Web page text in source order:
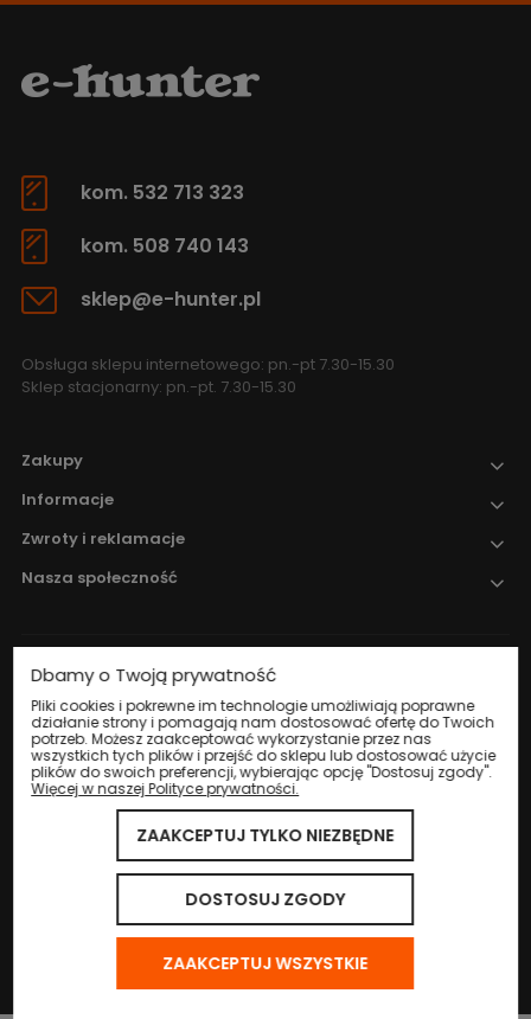
kom. 532 713 323
kom. 508 740 143
sklep@e-hunter.pl
Obsługa sklepu internetowego: pn.-pt 7.30-15.30
Sklep stacjonarny: pn.-pt. 7.30-15.30
Zakupy
Informacje
Zwroty i reklamacje
Nasza społeczność
Nadzór nad obrotem produktami
leczniczymi weterynaryjnymi sprawuje
Wojewódzki Inspektorat Weterynarii w
Katowicach.
© 2024 Eco Life Group. Wszystkie prawa zastrzeżone.
Dbamy o Twoją prywatność
Pliki cookies i pokrewne im technologie umożliwiają poprawne
działanie strony i pomagają nam dostosować ofertę do Twoich
potrzeb. Możesz zaakceptować wykorzystanie przez nas
wszystkich tych plików i przejść do sklepu lub dostosować użycie
plików do swoich preferencji, wybierając opcję "Dostosuj zgody".
Więcej w naszej Polityce prywatności.
ZAAKCEPTUJ TYLKO NIEZBĘDNE
DOSTOSUJ ZGODY
ZAAKCEPTUJ WSZYSTKIE